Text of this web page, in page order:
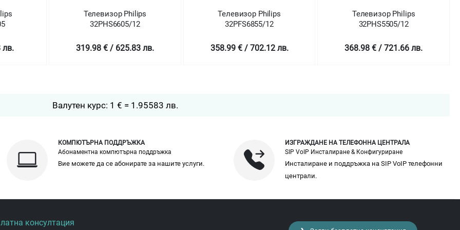
Philips
12
€ / 625.83 лв.
Телевизор Philips
32PFS6855/12
358.99 € / 702.12 лв.
Телевизор Philips
32PHS5505/12
368.98 € / 721.66 лв.
Телевизор Philips
32PHS5525/12
298.99 € / 584.77
Валутен курс: 1 € = 1.95583 лв.
КОМПЮТЪРНА ПОДДРЪЖКА
Абонаментна компютърна поддръжка
Вие можете да се абонирате за нашите услуги.
ИЗГРАЖДАНЕ НА ТЕЛЕФОННА ЦЕНТРАЛА
SIP VoIP Инсталиране & Конфигуриране
Инсталиране и поддръжка на SIP VoIP телефонни
централи.
консултация